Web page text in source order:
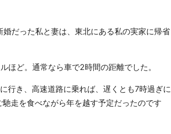
だった私と妻は、東北にある私の実家に帰省
ほど。通常なら車で2時間の距離でした。
行き、高速道路に乗れば、遅くとも7時過ぎに
走を食べながら年を越す予定だったのです